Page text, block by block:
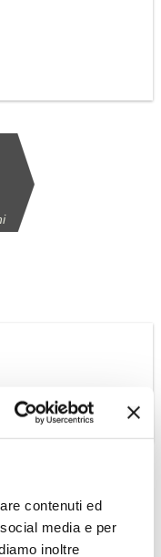
contenuti ed
media e per
inoltre